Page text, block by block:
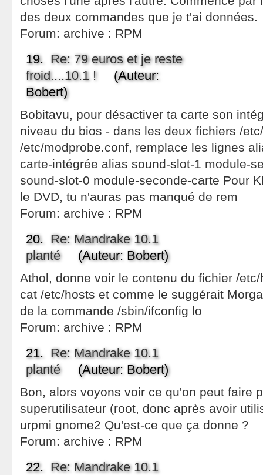
des deux commandes que je t'ai données.
Forum: archive : RPM
19. Re: 79 euros et je reste
froid....10.1 !(Auteur:
Bobert)
Bobitavu, pour désactiver ta carte son
niveau du bios - dans les deux fichiers /
/etc/modprobe.conf, remplace les lignes
carte-intégrée alias sound-slot-1 module-
sound-slot-0 module-seconde-carte Pour
le DVD, tu n'auras pas manqué de rem
Forum: archive : RPM
20. Re: Mandrake 10.1
planté(Auteur: Bobert)
Athol, donne voir le contenu du fichier /
cat /etc/hosts et comme le suggérait
de la commande /sbin/ifconfig lo
Forum: archive : RPM
21. Re: Mandrake 10.1
planté(Auteur: Bobert)
Bon, alors voyons voir ce qu'on peut faire
superutilisateur (root, donc après avoir
urpmi gnome2 Qu'est-ce que ça donne ?
Forum: archive : RPM
22. Re: Mandrake 10.1